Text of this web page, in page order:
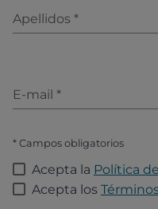
Apellidos *
E-mail *
* Campos obligatorios
Acepta la Política
Acepta los